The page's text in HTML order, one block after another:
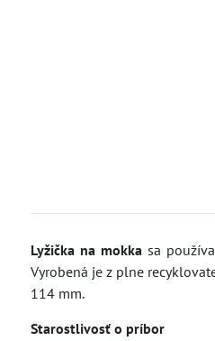
Lyžička na mokkasa
Vyrobená je z plne
114 mm.
Starostlivosť o príbor